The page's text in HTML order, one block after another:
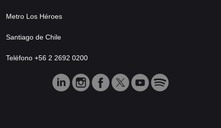
Metro Los Héroes
Santiago de Chile
Teléfono +56 2 2692 0200